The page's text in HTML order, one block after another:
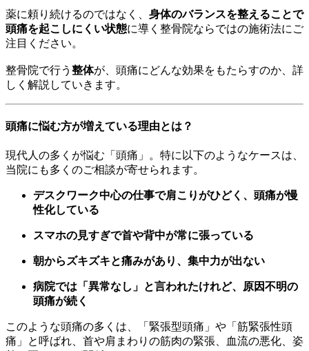
薬に頼り続けるのではなく、 身体のバランスを整えることで
頭痛を起こしにくい状態に導く整骨院ならではの施術法にご
注目ください。
整骨院で行う 整体が、頭痛にどんな効果をもたらすのか、詳
しく解説していきます。
頭痛に悩む方が増えている理由とは？
現代人の多くが悩む「頭痛」。特に以下のようなケースは、
当院にも多くのご相談が寄せられます。
デスクワーク中心の仕事で肩こりがひどく、頭痛が慢
性化している
スマホの見すぎで首や背中が常に張っている
朝からズキズキと痛みがあり、集中力が出ない
病院では「異常なし」と言われたけれど、原因不明の
頭痛が続く
このような頭痛の多くは、「緊張型頭痛」や「筋緊張性頭
痛」と呼ばれ、首や肩まわりの筋肉の緊張、血流の悪化、姿